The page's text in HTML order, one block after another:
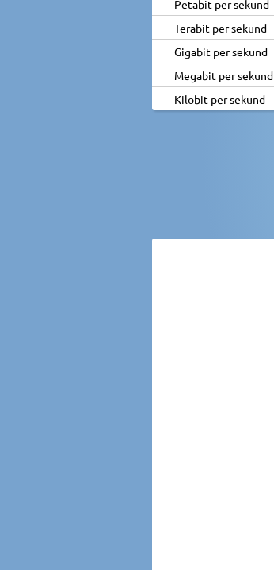
Petabit per sekund
Terabit per sekund
Gigabit per sekund
Megabit per sekund
Kilobit per sekund